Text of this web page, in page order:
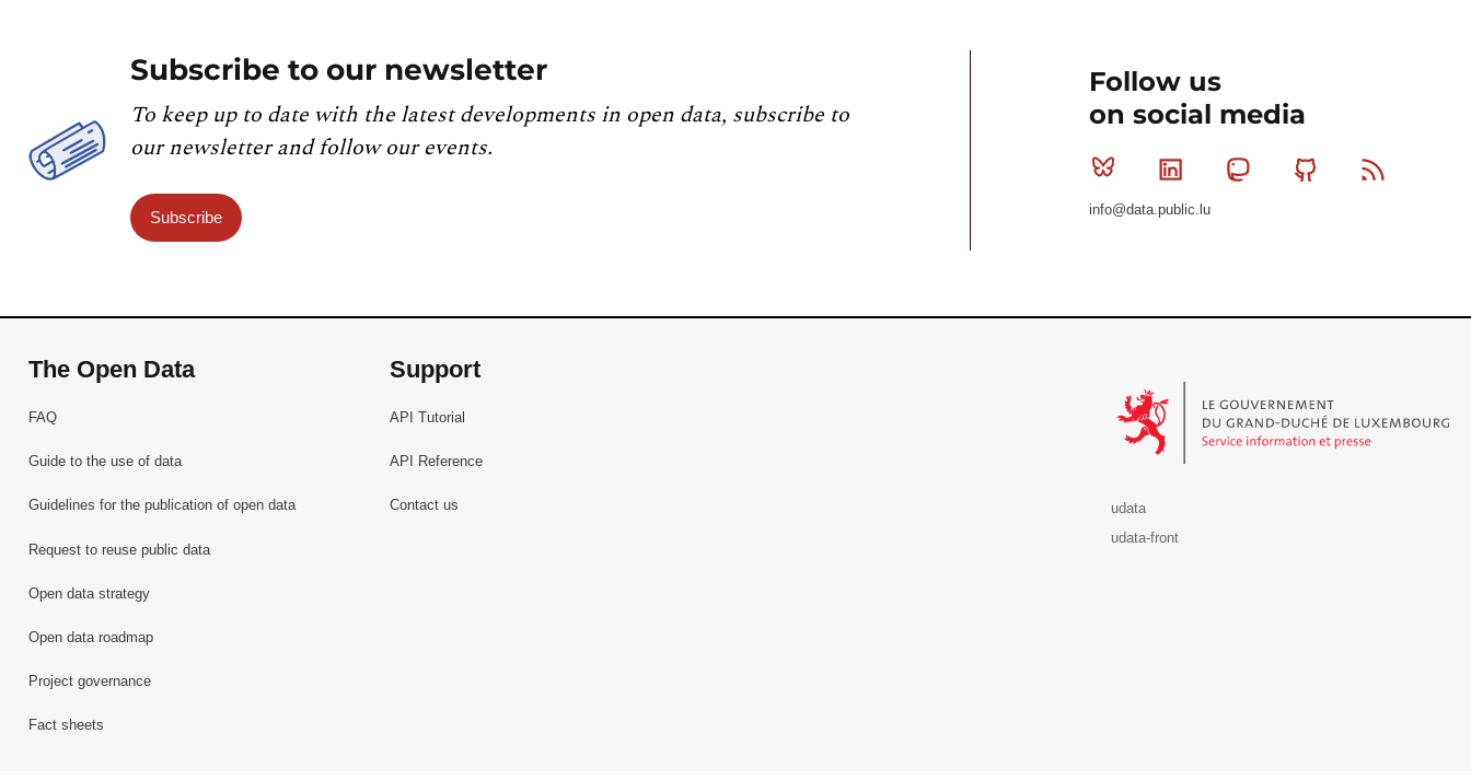
Subscribe to our newsletter
To keep up to date with the latest developments in open data, subscribe to
our newsletter and follow our events.
Subscribe
Follow us
on social media
Bluesky Linkedin MastodonGithub
info@data.public.lu
The Open Data
FAQ
Guide to the use of data
Guidelines for the publication of open data
Request to reuse public data
Open data strategy
Open data roadmap
Project governance
Fact sheets
Support
API Tutorial
API Reference
Contact us
udata
udata-front